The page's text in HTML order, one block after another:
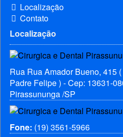
Localização
Contato
Localização
Rua Rua Amador Bueno, 415
Padre Felipe ) - Cep: 13631-
Pirassununga /SP
Fone: (19) 3561-5966